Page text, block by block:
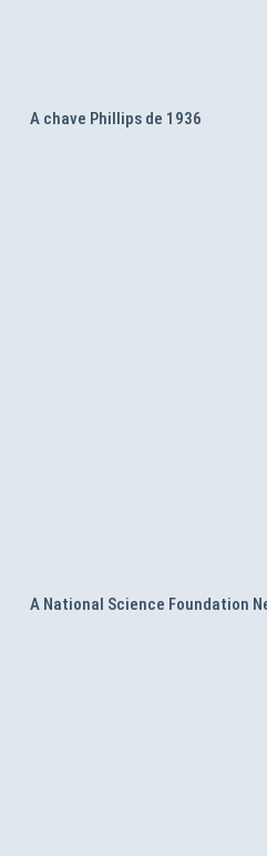
A chave Phillips de 1936
A National Science Foundation